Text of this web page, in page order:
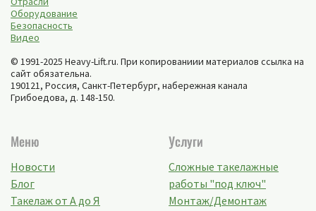
Оборудование
Безопасность
Видео
© 1991-2025 Heavy-Lift.ru. При копированиии материалов ссылка на
сайт обязательна.
190121, Россия, Санкт-Петербург, набережная канала
Грибоедова, д. 148-150.
Меню
Новости
Блог
Такелаж от А до Я
Услуги
Сложные такелажные
работы "под ключ"
Монтаж/Демонтаж